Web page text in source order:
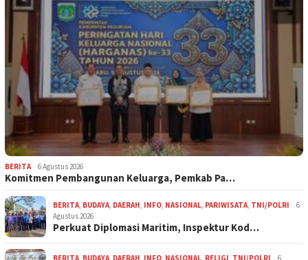
BERITA 6 Agustus 2026
Komitmen Pembangunan Keluarga, Pemkab Pa…
BERITA, BUDAYA, DAERAH, INFO, NASIONAL, PARIWISATA, TNI/POLRI
6
Agustus 2026
Perkuat Diplomasi Maritim, Inspektur Kod…
BERITA, BUDAYA, DAERAH, INFO, NASIONAL, RELIGI, TNI/POLRI
6